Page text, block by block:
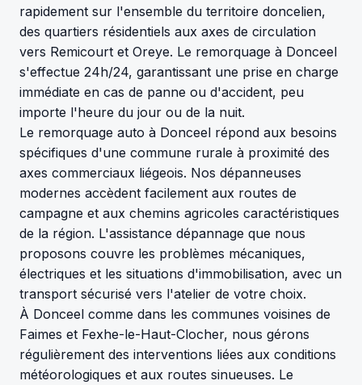
rapidement sur l'ensemble du territoire doncelien,
des quartiers résidentiels aux axes de circulation
vers Remicourt et Oreye. Le remorquage à Donceel
s'effectue 24h/24, garantissant une prise en charge
immédiate en cas de panne ou d'accident, peu
importe l'heure du jour ou de la nuit.
Le remorquage auto à Donceel répond aux besoins
spécifiques d'une commune rurale à proximité des
axes commerciaux liégeois. Nos dépanneuses
modernes accèdent facilement aux routes de
campagne et aux chemins agricoles caractéristiques
de la région. L'assistance dépannage que nous
proposons couvre les problèmes mécaniques,
électriques et les situations d'immobilisation, avec un
transport sécurisé vers l'atelier de votre choix.
À Donceel comme dans les communes voisines de
Faimes et Fexhe-le-Haut-Clocher, nous gérons
régulièrement des interventions liées aux conditions
météorologiques et aux routes sinueuses. Le